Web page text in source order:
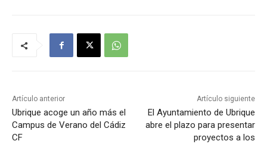
Artículo anterior
Ubrique acoge un año más el
Campus de Verano del Cádiz
CF
Artículo siguiente
El Ayuntamiento de Ubrique
abre el plazo para presentar
proyectos a los